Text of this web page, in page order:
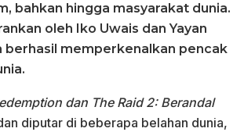
bahkan hingga masyarakat dunia.
oleh Iko Uwais dan Yayan
berhasil memperkenalkan pencak
dan The Raid 2: Berandal
diputar di beberapa belahan dunia,